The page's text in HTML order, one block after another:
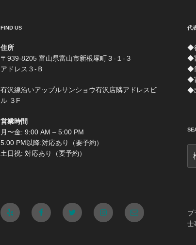
FIND US
住所
〒939-8205 富山県富山市新根塚町３-１-３
アドレス３-Ｂ
有沢線沿いアップルサンショウ有沢店隣アドレスビ
ル ３F
営業時間
月〜金: 9:00 AM – 5:00 PM
5:00 PM以降:対応あり（要予約）
土日祝: 対応あり（要予約）
代
◆
◆
◆
◆
◆
索:
Yelp FacebookTwitter Instagram
メ
プ
士